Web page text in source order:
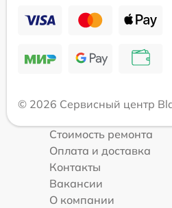
© 2026 Сервисный центр
Стоимость ремонта
Оплата и доставка
Контакты
Вакансии
О компании